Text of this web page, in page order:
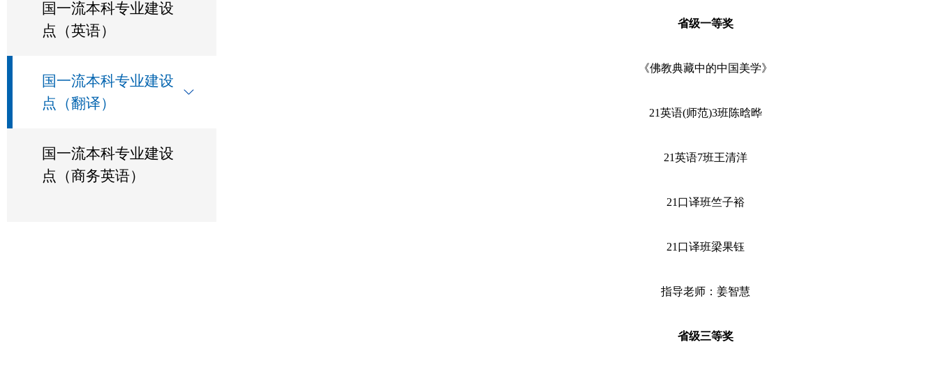
国一流本科专业建设
点（英语）
国一流本科专业建设
点（翻译）
国一流本科专业建设
点（商务英语）
省级一等奖
《佛教典藏中的中国美学》
21英语(师范)3班陈晗晔
21英语7班王清洋
21口译班竺子裕
21口译班梁果钰
指导老师：姜智慧
省级三等奖